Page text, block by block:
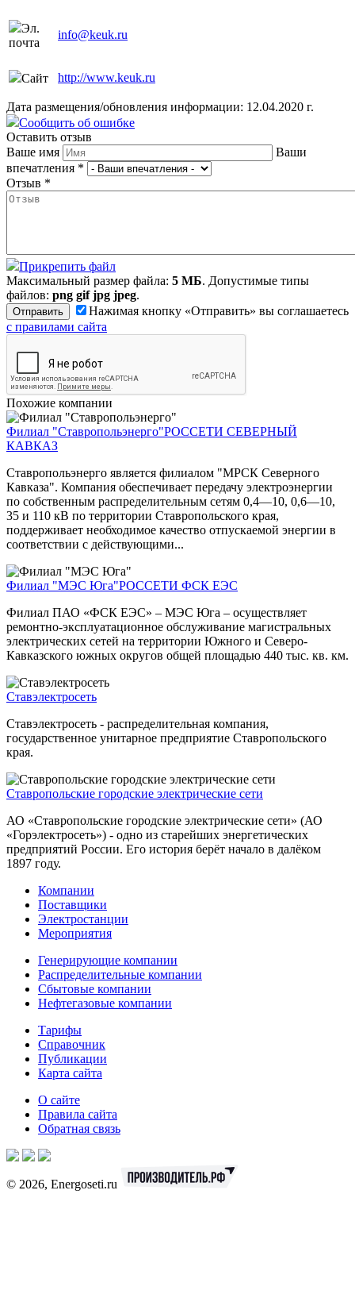
Эл.
почта
info@keuk.ru
Сайт http://www.keuk.ru
Дата размещения/обновления информации: 12.04.2020 г.
Сообщить об ошибке
Оставить отзыв
Ваше имя
Ваши
впечатления *
Отзыв *
Прикрепить файл
Максимальный размер файла: 5 МБ. Допустимые типы
файлов: png gif jpg jpeg.
Нажимая кнопку «Отправить» вы соглашаетесь
с правилами сайта
Похожие компании
Филиал "Ставропольэнерго"РОССЕТИ СЕВЕРНЫЙ
КАВКАЗ
Ставропольэнерго является филиалом "МРСК Северного
Кавказа". Компания обеспечивает передачу электроэнергии
по собственным распределительным сетям 0,4—10, 0,6—10,
35 и 110 кВ по территории Ставропольского края,
поддерживает необходимое качество отпускаемой энергии в
соответствии с действующими...
Филиал "МЭС Юга"РОССЕТИ ФСК ЕЭС
Филиал ПАО «ФСК ЕЭС» – МЭС Юга – осуществляет
ремонтно-эксплуатационное обслуживание магистральных
электрических сетей на территории Южного и Северо-
Кавказского южных округов общей площадью 440 тыс. кв. км.
Ставэлектросеть
Ставэлектросеть - распределительная компания,
государственное унитарное предприятие Ставропольского
края.
Ставропольские городские электрические сети
АО «Ставропольские городские электрические сети» (АО
«Горэлектросеть») - одно из старейших энергетических
предприятий России. Его история берёт начало в далёком
1897 году.
Компании
Поставщики
Электростанции
Мероприятия
Генерирующие компании
Распределительные компании
Сбытовые компании
Нефтегазовые компании
Тарифы
Справочник
Публикации
Карта сайта
О сайте
Правила сайта
Обратная связь
© 2026, Energoseti.ru